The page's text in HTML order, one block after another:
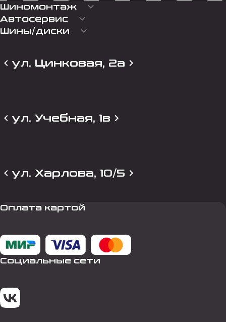
Шиномонтаж keyboard_arrow_down
Автосервис keyboard_arrow_down
Шины/диски keyboard_arrow_down
ул. Цинковая, 2а
ул. Учебная, 1в
ул. Харлова, 10/5
Оплата картой
Социальные сети